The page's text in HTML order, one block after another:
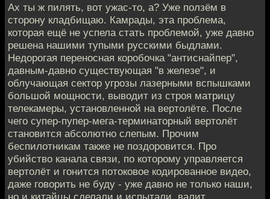
Ах ты ж пилять, вот ужас-то, а? Уже ползём в
сторону кладбищаю. Камрады, эта проблема,
которая ещё не успела стать проблемой, уже давно
решена нашими тупыми русскими быдлами.
Недорогая переносная коробочка "антиснайпер",
давным-давно существующая "в железе", и
облучающая сектор угрозы лазерными вспышками
большой мощности, выводит из строя матрицу
телекамеры, установленной на вертолёте. После
чего супер-пупер-мега-терминаторный вертолёт
становится абсолютно слепым. Прочим
беспилотникам также не поздоровится. Про
убийство канала связи, по которому управляется
вертолёт и гонится потоковое кодированное видео,
даже говорить не буду - уже давно не только наши,
но и китайцы сделали и испытали, валит